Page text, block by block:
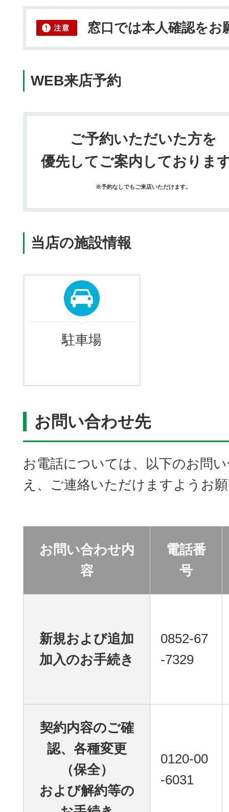
窓口では本人確認をお
WEB来店予約
ご予約いただいた方を
優先してご案内しておりま
※予約なしでもご来店いただけます。
当店の施設情報
駐車場
お問い合わせ先
お電話については、以下のお問
え、ご連絡いただけますようお
お問い合わせ内
容
電話番
号
新規および追加
加入のお手続き
0852-67
-7329
契約内容のご確
認、各種変更
（保全）
および解約等の
0120-00
-6031